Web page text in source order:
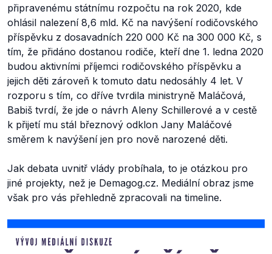
připravenému státnímu rozpočtu na rok 2020, kde
ohlásil nalezení 8,6 mld. Kč na navýšení rodičovského
příspěvku z dosavadních 220 000 Kč na 300 000 Kč, s
tím, že přidáno dostanou rodiče, kteří dne 1. ledna 2020
budou aktivními příjemci rodičovského příspěvku a
jejich děti zároveň k tomuto datu nedosáhly 4 let. V
rozporu s tím, co dříve tvrdila ministryně Maláčová,
Babiš tvrdí, že jde o návrh Aleny Schillerové a v cestě
k přijetí mu stál březnový odklon Jany Maláčové
směrem k navýšení jen pro nově narozené děti.
Jak debata uvnitř vlády probíhala, to je otázkou pro
jiné projekty, než je Demagog.cz. Mediální obraz jsme
však pro vás přehledně zpracovali na timeline.